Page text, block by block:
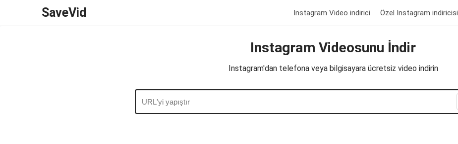
SaveVid Instagram Video indirici Özel Instagram indiricisi
Instagram Videosunu İndir
Instagram'dan telefona veya bilgisayara ücretsiz video indirin